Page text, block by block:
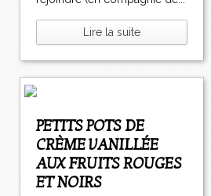
Lire la suite
PETITS POTS DE
CRÈME VANILLÉE
AUX FRUITS ROUGES
ET NOIRS